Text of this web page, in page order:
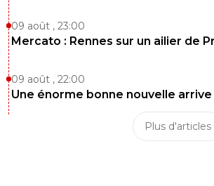
09 août , 23:00
Mercato : Rennes sur un ailier de
09 août , 22:00
Une énorme bonne nouvelle arrive
Plus d'articles